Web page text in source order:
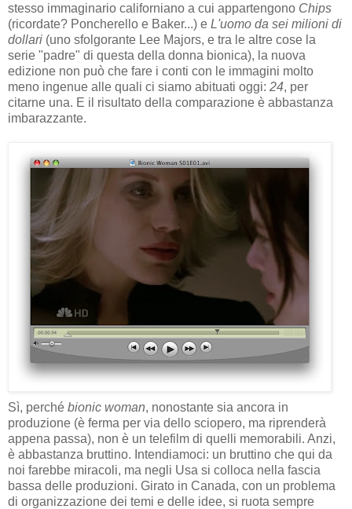
stesso immaginario californiano a cui appartengono Chips
(ricordate? Poncherello e Baker...) e L'uomo da sei milioni di
dollari (uno sfolgorante Lee Majors, e tra le altre cose la
serie "padre" di questa della donna bionica), la nuova
edizione non può che fare i conti con le immagini molto
meno ingenue alle quali ci siamo abituati oggi: 24, per
citarne una. E il risultato della comparazione è abbastanza
imbarazzante.
Sì, perché bionic woman, nonostante sia ancora in
produzione (è ferma per via dello sciopero, ma riprenderà
appena passa), non è un telefilm di quelli memorabili. Anzi,
è abbastanza bruttino. Intendiamoci: un bruttino che qui da
noi farebbe miracoli, ma negli Usa si colloca nella fascia
bassa delle produzioni. Girato in Canada, con un problema
di organizzazione dei temi e delle idee, si ruota sempre